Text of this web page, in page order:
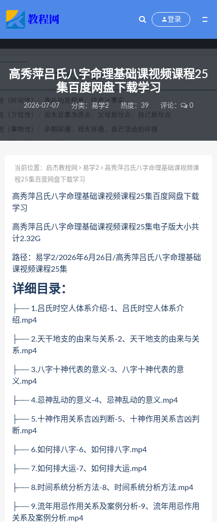
登录
高秀萍吕氏八字命理基础课视频课程25
集百度网盘下载学习
2026-07-07 分类： 易学2 热度：39 评论： 0
当前位置： 启杰教程网 易学2
高秀萍吕氏八字命理基础课视频课
程25集百度网盘下载学习
高秀萍吕氏八字命理基础课视频课程25集百度网盘下载
学习
高秀萍吕氏八字命理基础课视频课程25集电子版大小共
计2.32G
路径：易学2/2026年6月26日/高秀萍吕氏八字命理基础
课视频课程25集
详细目录：
├── 1.吕氏时空人体系介绍-1、吕氏时空人体系介
绍.mp4
├── 2.天干地支的由来与关系-2、天干地支的由来与关
系.mp4
├── 3.八字十神代表的意义-3、八字十神代表的意
义.mp4
├── 4.忌神乱动的意义-4、忌神乱动的意义.mp4
├── 5.十神作用关系吉凶判断-5、十神作用关系吉凶判
断.mp4
├── 6.如何排八字-6、如何排八字.mp4
├── 7.如何排大运-7、如何排大运.mp4
├── 8.时间系统分析方法-8、时间系统分析方法.mp4
├── 9.流年用忌作用关系及案例分析-9、流年用忌作用
关系及案例分析.mp4